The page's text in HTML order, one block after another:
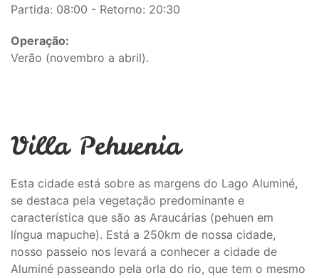
Villa Pehuenia
Esta cidade está sobre as margens do Lago Aluminé,
se destaca pela vegetação predominante e
característica que são as Araucárias (pehuen em
língua mapuche). Está a 250km de nossa cidade,
nosso passeio nos levará a conhecer a cidade de
Aluminé passeando pela orla do rio, que tem o mesmo
Partida: 08:00 - Retorno: 20:30
Operação:
Verão (novembro a abril).